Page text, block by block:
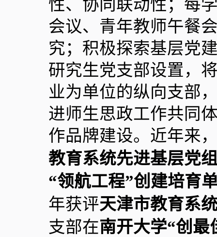
性、协同联动性；每
会议、青年教师午餐
究；积极探索基层党
研究生党支部设置，
业为单位的纵向支部
进师生思政工作共同
作品牌建设。近年来
教育系统先进基层党
“领航工程”创建培育
年获评天津市教育系
支部在南开大学“创最